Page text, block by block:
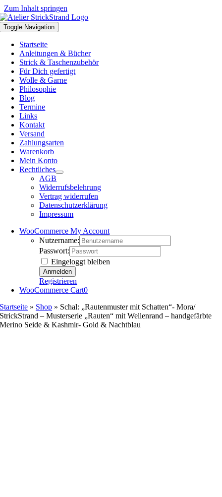
Zum Inhalt springen
Toggle Navigation
Startseite
Anleitungen & Bücher
Strick & Taschenzubehör
Für Dich gefertigt
Wolle & Garne
Philosophie
Blog
Termine
Links
Kontakt
Versand
Zahlungsarten
Warenkorb
Mein Konto
Rechtliches
AGB
Widerrufsbelehrung
Vertrag widerrufen
Datenschutzerklärung
Impressum
WooCommerce My Account
Nutzername:
Passwort:
Eingeloggt bleiben
Registrieren
WooCommerce Cart0
Startseite » Shop » Schal: „Rautenmuster mit Schatten“- Mora/
StrickStrand – Musterserie „Rauten“ mit Wellenrand – handgefärbte
Merino Seide & Kashmir- Gold & Nachtblau